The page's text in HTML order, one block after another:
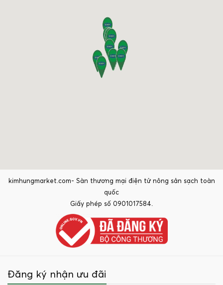
kimhungmarket.com- Sàn thương mại điện tử nông sản sạch toàn
quốc
Giấy phép số 0901017584.
Đăng ký nhận ưu đãi